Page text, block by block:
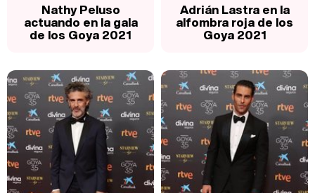
Nathy Peluso
actuando en la gala
de los Goya 2021
Adrián Lastra en la
alfombra roja de los
Goya 2021